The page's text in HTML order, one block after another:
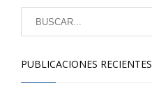
PUBLICACIONES RECIENTES